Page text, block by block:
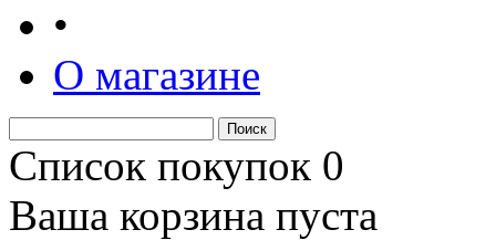
•
О магазине
Список покупок 0
Ваша корзина пуста